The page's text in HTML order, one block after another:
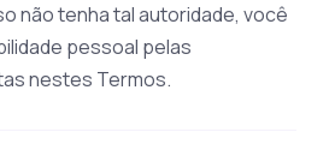
não tenha tal autoridade, você
pessoal pelas
nestes Termos.